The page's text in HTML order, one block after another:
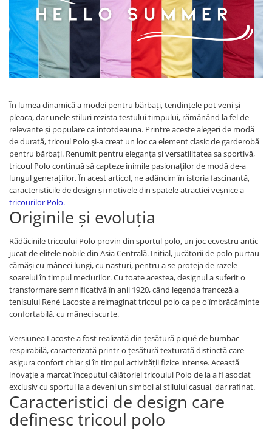
În lumea dinamică a modei pentru bărbați, tendințele pot veni și
pleaca, dar unele stiluri rezista testului timpului, rămânând la fel de
relevante și populare ca întotdeauna. Printre aceste alegeri de modă
de durată, tricoul Polo și-a creat un loc ca element clasic de garderobă
pentru bărbați. Renumit pentru eleganța și versatilitatea sa sportivă,
tricoul Polo continuă să capteze inimile pasionaților de modă de-a
lungul generațiilor. În acest articol, ne adâncim în istoria fascinantă,
caracteristicile de design și motivele din spatele atracției veșnice a
tricourilor Polo.
Originile și evoluția
Rădăcinile tricoului Polo provin din sportul polo, un joc ecvestru antic
jucat de elitele nobile din Asia Centrală. Inițial, jucătorii de polo purtau
cămăși cu mâneci lungi, cu nasturi, pentru a se proteja de razele
soarelui în timpul meciurilor. Cu toate acestea, designul a suferit o
transformare semnificativă în anii 1920, când legenda franceză a
tenisului René Lacoste a reimaginat tricoul polo ca pe o îmbrăcăminte
confortabilă, cu mâneci scurte.
Versiunea Lacoste a fost realizată din țesătură piqué de bumbac
respirabilă, caracterizată printr-o țesătură texturată distinctă care
asigura confort chiar și în timpul activității fizice intense. Această
inovație a marcat începutul călătoriei tricoului Polo de la a fi asociat
exclusiv cu sportul la a deveni un simbol al stilului casual, dar rafinat.
Caracteristici de design care
definesc tricoul polo